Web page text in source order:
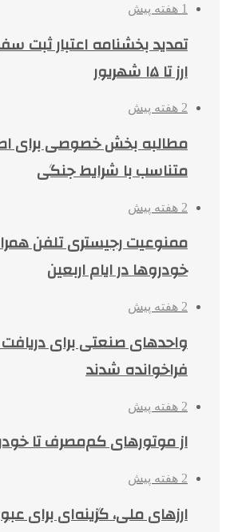
1 هفته پیش
تمدید بخشنامه اعتبار ثبت
ارز تا ۱۵ شهریور
2 هفته پیش
مطالبه بخش خصوصی برای
متناسب با شرایط جنگی
2 هفته پیش
ممنوعیت رجیستری تلفن
خودروها در ایام اربعین
2 هفته پیش
واحدهای صنعتی برای دریافت
فراخوانده شدند
2 هفته پیش
از موتورهای کم‌مصرف تا
2 هفته پیش
ارزهای ملی، گزینه‌ای برای